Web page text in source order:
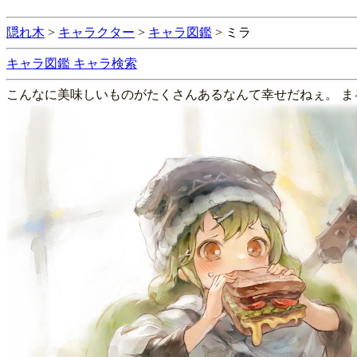
隠れ木 > キャラクター > キャラ図鑑 > ミラ
キャラ図鑑 キャラ検索
こんなに美味しいものがたくさんあるなんて幸せだねぇ。